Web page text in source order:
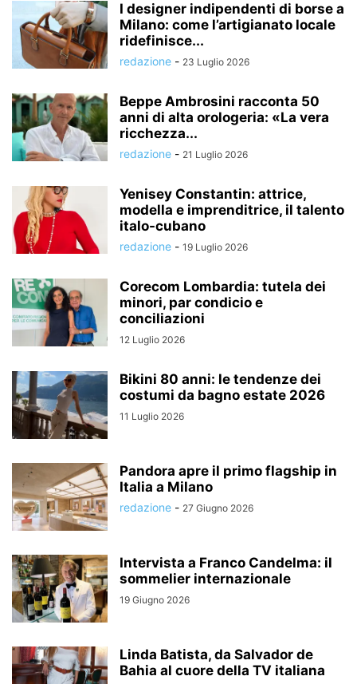
I designer indipendenti di borse a
Milano: come l’artigianato locale
ridefinisce...
redazione - 23 Luglio 2026
Beppe Ambrosini racconta 50
anni di alta orologeria: «La vera
ricchezza...
redazione - 21 Luglio 2026
Yenisey Constantin: attrice,
modella e imprenditrice, il talento
italo-cubano
redazione - 19 Luglio 2026
Corecom Lombardia: tutela dei
minori, par condicio e
conciliazioni
12 Luglio 2026
Bikini 80 anni: le tendenze dei
costumi da bagno estate 2026
11 Luglio 2026
Pandora apre il primo flagship in
Italia a Milano
redazione - 27 Giugno 2026
Intervista a Franco Candelma: il
sommelier internazionale
19 Giugno 2026
Linda Batista, da Salvador de
Bahia al cuore della TV italiana